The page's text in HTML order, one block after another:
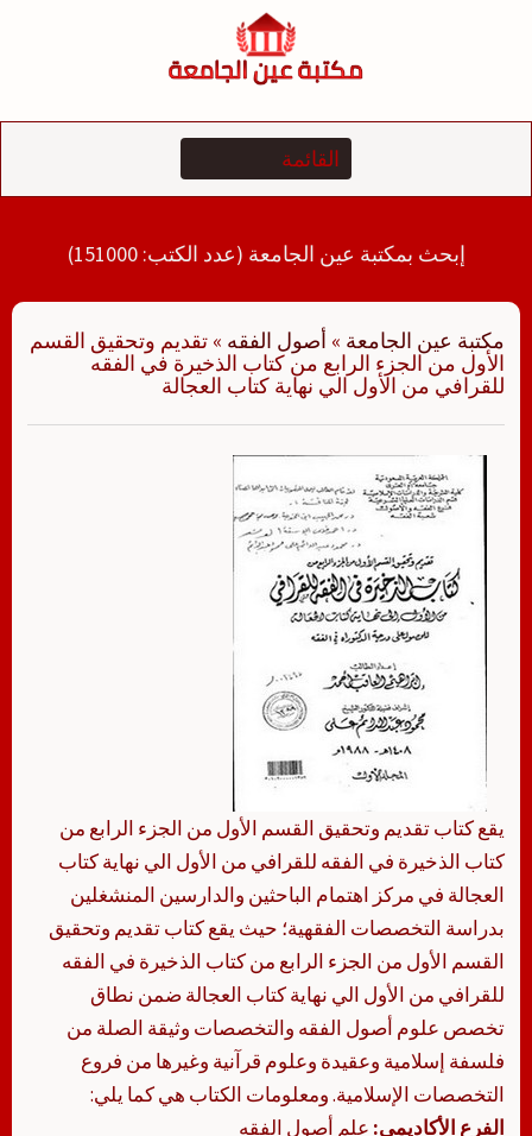
إبحث بمكتبة عين الجامعة (عدد الكتب: 151000)
مكتبة عين الجامعة » أصول الفقه » تقديم وتحقيق القسم
الأول من الجزء الرابع من كتاب الذخيرة في الفقه
للقرافي من الأول الي نهاية كتاب العجالة
يقع كتاب تقديم وتحقيق القسم الأول من الجزء الرابع من
كتاب الذخيرة في الفقه للقرافي من الأول الي نهاية كتاب
العجالة في مركز اهتمام الباحثين والدارسين المنشغلين
بدراسة التخصصات الفقهية؛ حيث يقع كتاب تقديم وتحقيق
القسم الأول من الجزء الرابع من كتاب الذخيرة في الفقه
للقرافي من الأول الي نهاية كتاب العجالة ضمن نطاق
تخصص علوم أصول الفقه والتخصصات وثيقة الصلة من
فلسفة إسلامية وعقيدة وعلوم قرآنية وغيرها من فروع
التخصصات الإسلامية. ومعلومات الكتاب هي كما يلي:
الفرع الأكاديمي: علم أصول الفقه